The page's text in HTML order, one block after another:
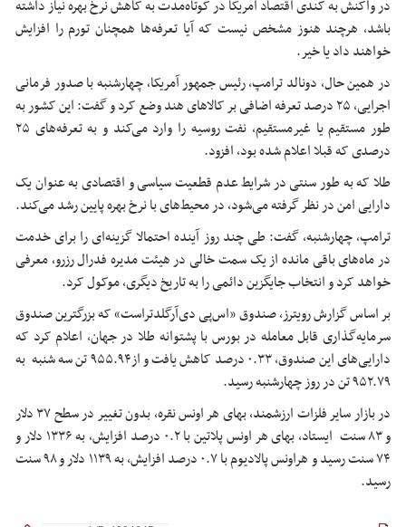
در واکنش به کندی اقتصاد آمریکا در کوتاه‌مدت به کاهش نرخ بهره نیاز داشته
باشد، هرچند هنوز مشخص نیست که آیا تعرفه‌ها همچنان تورم را افزایش
خواهند داد یا خیر.
در همین حال، دونالد ترامپ، رئیس جمهور آمریکا، چهارشنبه با صدور فرمانی
اجرایی، ۲۵ درصد تعرفه اضافی بر کالاهای هند وضع کرد و گفت: این کشور به
طور مستقیم یا غیرمستقیم، نفت روسیه را وارد می‌کند و به تعرفه‌های ۲۵
درصدی که قبلا اعلام شده بود، افزود.
طلا که به طور سنتی در شرایط عدم قطعیت سیاسی و اقتصادی به عنوان یک
دارایی امن در نظر گرفته می‌شود، در محیط‌های با نرخ بهره پایین رشد می‌کند.
ترامپ، چهارشنبه، گفت: طی چند روز آینده احتمالا گزینه‌ای را برای خدمت
در ماه‌های باقی مانده از یک سمت خالی در هیئت مدیره فدرال رزرو، معرفی
خواهد کرد و انتخاب جایگزین دائمی را به تاریخ دیگری، موکول کرد.
بر اساس گزارش رویترز، صندوق «اس‌پی دی‌آرگلدتراست» که بزرگترین صندوق
سرمایه‌گذاری قابل معامله در بورس با پشتوانه طلا در جهان، اعلام کرد که
دارایی‌های این صندوق، ۰.۳۳ درصد کاهش یافت و از۹۵۵.۹۴ تن سه شنبه به
۹۵۲.۷۹ تن در روز چهارشنبه رسید.
در بازار سایر فلزات ارزشمند، بهای هر اونس نقره، بدون تغییر در سطح ۳۷ دلار
و ۸۳ سنت ایستاد، بهای هر اونس پلاتین با ۰.۲ درصد افزایش، به ۱۳۳۶ دلار و
۷۴ سنت رسید و هراونس پالادیوم با ۰.۷ درصد افزایش، به ۱۱۳۹ دلار و ۹۸ سنت
رسید.